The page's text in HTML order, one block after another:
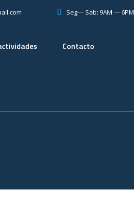
Seg— Sab: 9AM — 6PM
Contacto